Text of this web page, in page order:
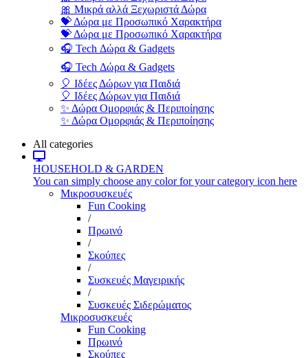
🎀 Μικρά αλλά Ξεχωριστά Δώρα
💝 Δώρα με Προσωπικό Χαρακτήρα
💝 Δώρα με Προσωπικό Χαρακτήρα
🎧 Tech Δώρα & Gadgets
🎧 Tech Δώρα & Gadgets
🎈 Ιδέες Δώρων για Παιδιά
🎈 Ιδέες Δώρων για Παιδιά
✨ Δώρα Ομορφιάς & Περιποίησης
✨ Δώρα Ομορφιάς & Περιποίησης
All categories
HOUSEHOLD & GARDEN
You can simply choose any color for your category icon here
Μικροσυσκευές
Fun Cooking
/
Πρωινό
/
Σκούπες
/
Συσκευές Μαγειρικής
/
Συσκευές Σιδερώματος
Μικροσυσκευές
Fun Cooking
Πρωινό
Σκούπες